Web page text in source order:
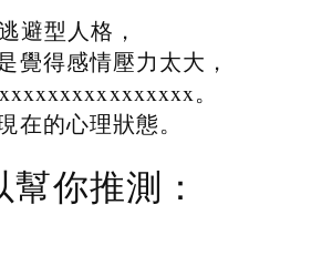
避型人格，
覺得感情壓力太大，
。
在的心理狀態。
你推測：